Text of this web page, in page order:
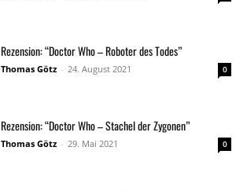
Rezension: “Doctor Who – Roboter des Todes”
Thomas Götz - 24. August 2021 0
Rezension: “Doctor Who – Stachel der Zygonen”
Thomas Götz - 29. Mai 2021 0